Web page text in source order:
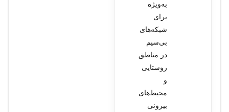
به‌ویژه
برای
شبکه‌های
بی‌سیم
در مناطق
روستایی
و
محیط‌های
بیرونی